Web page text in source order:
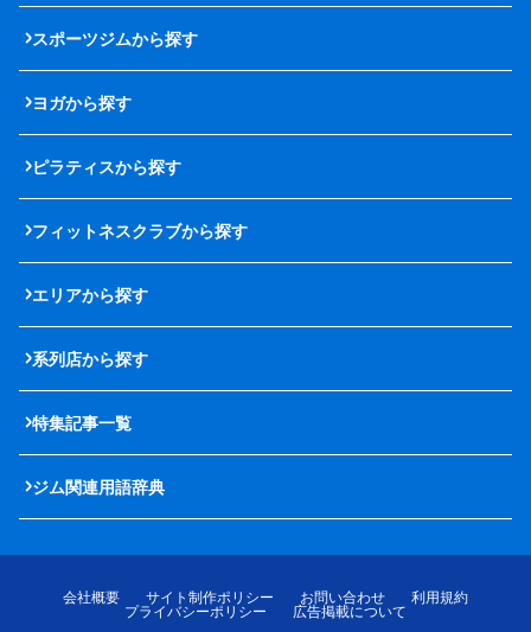
スポーツジムから探す
ヨガから探す
ピラティスから探す
フィットネスクラブから探す
エリアから探す
系列店から探す
特集記事一覧
ジム関連用語辞典
会社概要 サイト制作ポリシー お問い合わせ
利用規約
プライバシーポリシー
広告掲載について